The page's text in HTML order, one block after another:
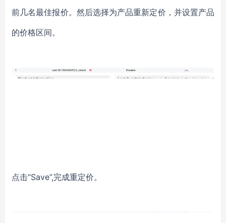
前几名最佳报价。然后选择为产品重新定价，并设置产品
的价格区间。
点击“Save”,完成重定价。